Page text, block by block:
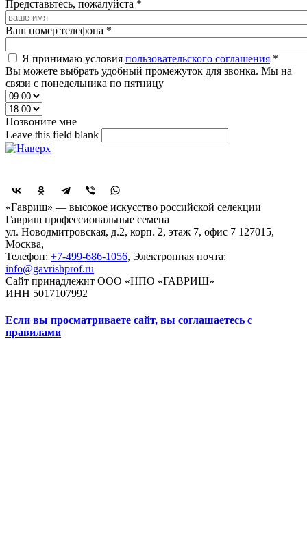
Представьтесь, пожалуйста *
Ваш номер телефона *
Я принимаю условия пользовательского соглашения *
Вы можете выбрать удобный промежуток для звонка. Мы на
связи с понедельника по пятницу
Позвоните мне
Leave this field blank
«Гавриш» — высокое искусство российской селекции
Гавриш профессиональные семена
ул. Новодмитровская, д.2, корп. 2, этаж 7, офис 7 127015,
Москва,
Телефон: +7-499-686-1056, Электронная почта:
info@gavrishprof.ru
Сайт принадлежит ООО «НПО «ГАВРИШ»
ИНН 5017107992
Если вы просматриваете сайт, вы соглашаетесь с
правилами